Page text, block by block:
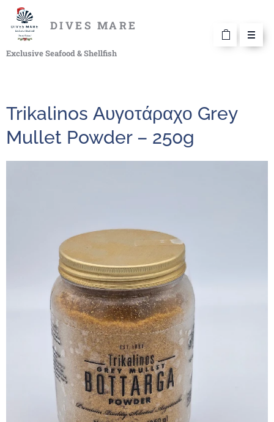
DIVES MARE
Exclusive Seafood & Shellfish
Trikalinos Αυγοτάραχο Grey
Mullet Powder – 250g